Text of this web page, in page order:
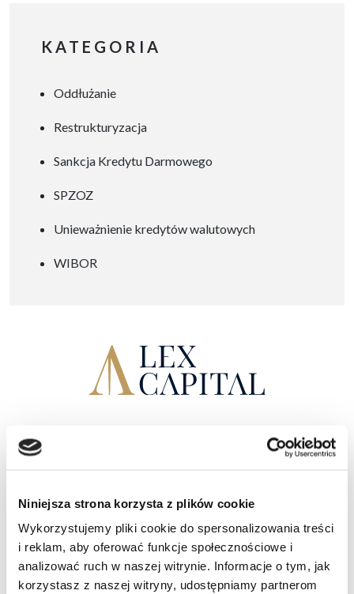
Niniejsza strona korzysta z plików cookie
Wykorzystujemy pliki cookie do spersonalizowania treści
i reklam, aby oferować funkcje społecznościowe i
analizować ruch w naszej witrynie. Informacje o tym, jak
korzystasz z naszej witryny, udostępniamy partnerom
oczywista, wielu dyrektorów
restrukturyzacja doprowadzi
personelu czy utraty zaufania
dobrze zaplanowany
program restrukturyzacji
z korzyścią nie tylko dla
KATEGORIA
Oddłużanie
Restrukturyzacja
Sankcja Kredytu Darmowego
SPZOZ
Unieważnienie kredytów walutowych
WIBOR
Porozmawiaj z doradcą
Znajdź nas social mediach